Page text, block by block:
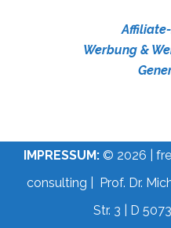
Werbung &
IMPRESSUM:© 2026 |
consulting | Prof. Dr.
Str. 3 | D